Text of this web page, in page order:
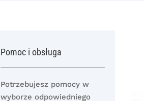
Pomoc i obsługa
Potrzebujesz pomocy w
wyborze odpowiedniego